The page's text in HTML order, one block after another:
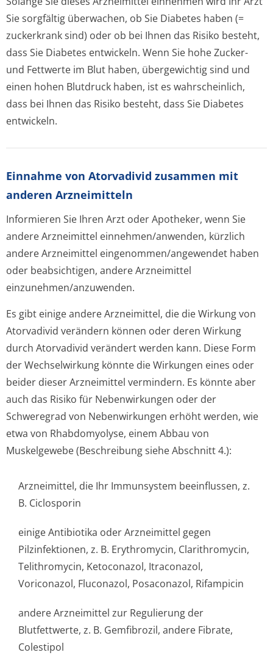
Sie sorgfältig überwachen, ob Sie Diabetes haben (=
zuckerkrank sind) oder ob bei Ihnen das Risiko besteht,
dass Sie Diabetes entwickeln. Wenn Sie hohe Zucker-
und Fettwerte im Blut haben, übergewichtig sind und
einen hohen Blutdruck haben, ist es wahrscheinlich,
dass bei Ihnen das Risiko besteht, dass Sie Diabetes
entwickeln.
Einnahme von Atorvadivid zusammen mit
anderen Arzneimitteln
Informieren Sie Ihren Arzt oder Apotheker, wenn Sie
andere Arzneimittel einnehmen/anwenden, kürzlich
andere Arzneimittel eingenommen/an­gewendet haben
oder beabsichtigen, andere Arzneimittel
einzunehmen/an­zuwenden.
Es gibt einige andere Arzneimittel, die die Wirkung von
Atorvadivid verändern können oder deren Wirkung
durch Atorvadivid verändert werden kann. Diese Form
der Wechselwirkung könnte die Wirkungen eines oder
beider dieser Arzneimittel vermindern. Es könnte aber
auch das Risiko für Nebenwirkungen oder der
Schweregrad von Nebenwirkungen erhöht werden, wie
etwa von Rhabdomyolyse, einem Abbau von
Muskelgewebe (Beschreibung siehe Abschnitt 4.):
Arzneimittel, die Ihr Immunsystem beeinflussen, z.
B. Ciclosporin
einige Antibiotika oder Arzneimittel gegen
Pilzinfektionen, z. B. Erythromycin, Clarithromycin,
Telithromycin, Ketoconazol, Itraconazol,
Voriconazol, Fluconazol, Posaconazol, Rifampicin
andere Arzneimittel zur Regulierung der
Blutfettwerte, z. B. Gemfibrozil, andere Fibrate,
Colestipol